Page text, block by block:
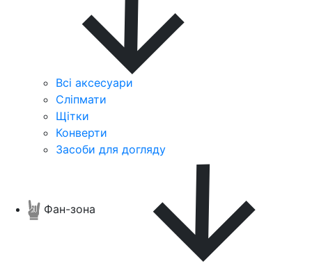
Всі аксесуари
Сліпмати
Щітки
Конверти
Засоби для догляду
Фан-зона